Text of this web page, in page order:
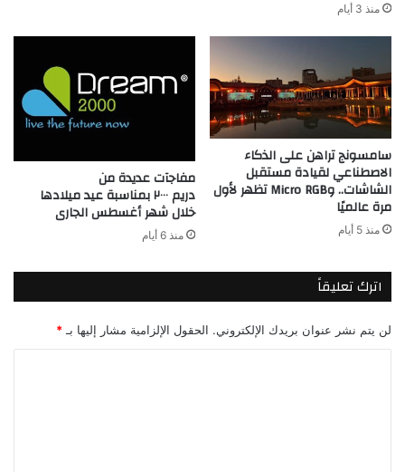
منذ 3 أيام
سامسونج تراهن على الذكاء
الاصطناعي لقيادة مستقبل
الشاشات.. وMicro RGB تظهر لأول
مرة عالميًا
منذ 5 أيام
مفاجآت عديدة من
دريم ٢٠٠٠ بمناسبة عيد ميلادها
خلال شهر أغسطس الجارى
منذ 6 أيام
اترك تعليقاً
لن يتم نشر عنوان بريدك الإلكتروني. الحقول الإلزامية مشار إليها بـ *